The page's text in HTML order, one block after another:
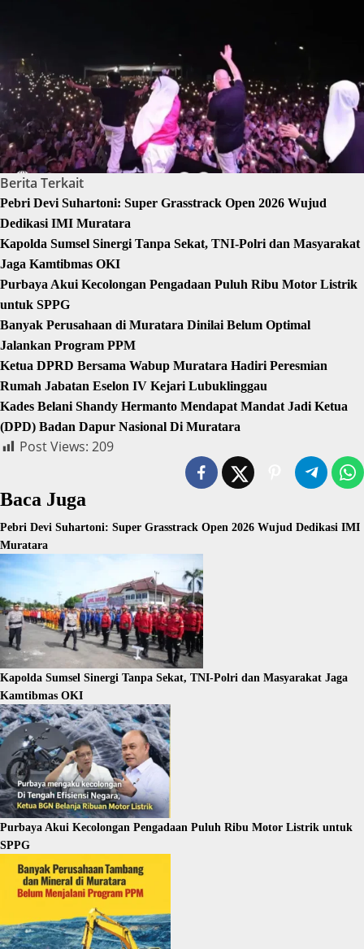
Berita Terkait
Pebri Devi Suhartoni: Super Grasstrack Open 2026 Wujud
Dedikasi IMI Muratara
Kapolda Sumsel Sinergi Tanpa Sekat, TNI-Polri dan Masyarakat
Jaga Kamtibmas OKI
Purbaya Akui Kecolongan Pengadaan Puluh Ribu Motor Listrik
untuk SPPG
Banyak Perusahaan di Muratara Dinilai Belum Optimal
Jalankan Program PPM
Ketua DPRD Bersama Wabup Muratara Hadiri Peresmian
Rumah Jabatan Eselon IV Kejari Lubuklinggau
Kades Belani Shandy Hermanto Mendapat Mandat Jadi Ketua
(DPD) Badan Dapur Nasional Di Muratara
Post Views: 209
Baca Juga
Pebri Devi Suhartoni: Super Grasstrack Open 2026 Wujud Dedikasi IMI
Muratara
Kapolda Sumsel Sinergi Tanpa Sekat, TNI-Polri dan Masyarakat Jaga
Kamtibmas OKI
Purbaya Akui Kecolongan Pengadaan Puluh Ribu Motor Listrik untuk
SPPG